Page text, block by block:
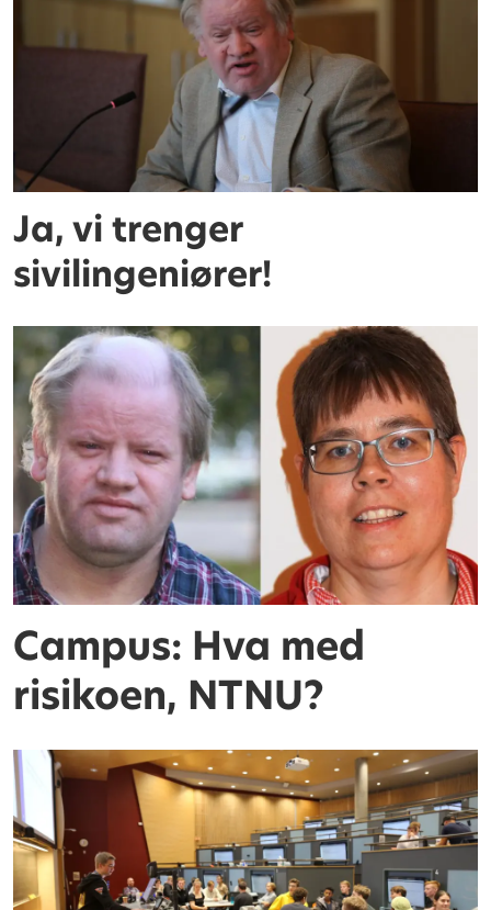
Ja, vi trenger
sivilingeniører!
Campus: Hva med
risikoen, NTNU?